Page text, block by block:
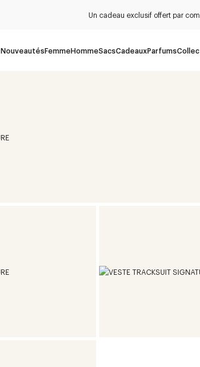
Un cadeau exclusif offert par
NouveautésFemmeHommeSacsCadeauxParfums